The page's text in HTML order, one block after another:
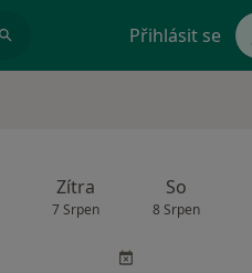
Přihlásit se
Zítra
7 Srpen
So
8 Srpen